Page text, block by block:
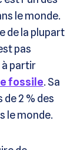
le monde.
de la plupart
pas
partir
fossile. Sa
2 % des
le monde.